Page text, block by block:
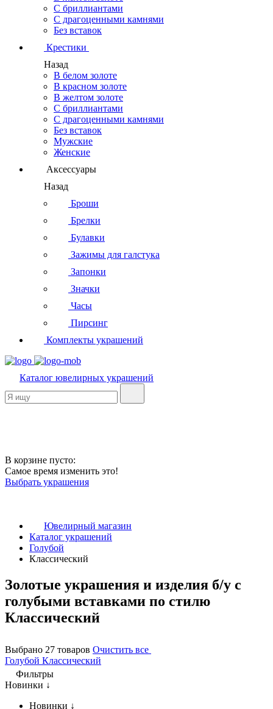
С бриллиантами
С драгоценными камнями
Без вставок
Крестики
Назад
В белом золоте
В красном золоте
В желтом золоте
С бриллиантами
С драгоценными камнями
Без вставок
Мужские
Женские
Аксессуары
Назад
Броши
Брелки
Булавки
Зажимы для галстука
Запонки
Значки
Часы
Пирсинг
Комплекты украшений
Каталог ювелирных украшений
В корзине пусто:
Самое время изменить это!
Выбрать украшения
Ювелирный магазин
Каталог украшений
Голубой
Классический
Золотые украшения и изделия б/у с
голубыми вставками по стилю
Классический
Выбрано 27 товаров Очистить все
Голубой Классический
Фильтры
Новинки ↓
Новинки ↓